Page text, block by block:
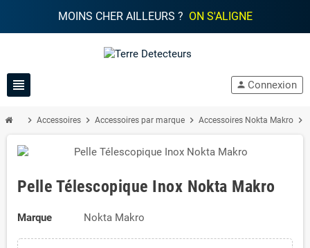
MOINS CHER AILLEURS ? ON S'ALIGNE
view_headline person Connexion
chevron_right Accessoires chevron_right Accessoires par marque chevron_right Accessoires Nokta Makro chevron_right
Pelle Télescopique Inox Nokta Makro
Marque Nokta Makro